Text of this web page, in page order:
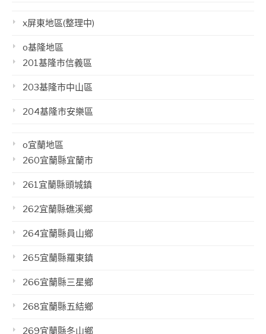
x屏東地區(整理中)
o基隆地區
201基隆市信義區
203基隆市中山區
204基隆市安樂區
o宜蘭地區
260宜蘭縣宜蘭市
261宜蘭縣頭城鎮
262宜蘭縣礁溪鄉
264宜蘭縣員山鄉
265宜蘭縣羅東鎮
266宜蘭縣三星鄉
268宜蘭縣五結鄉
269宜蘭縣冬山鄉